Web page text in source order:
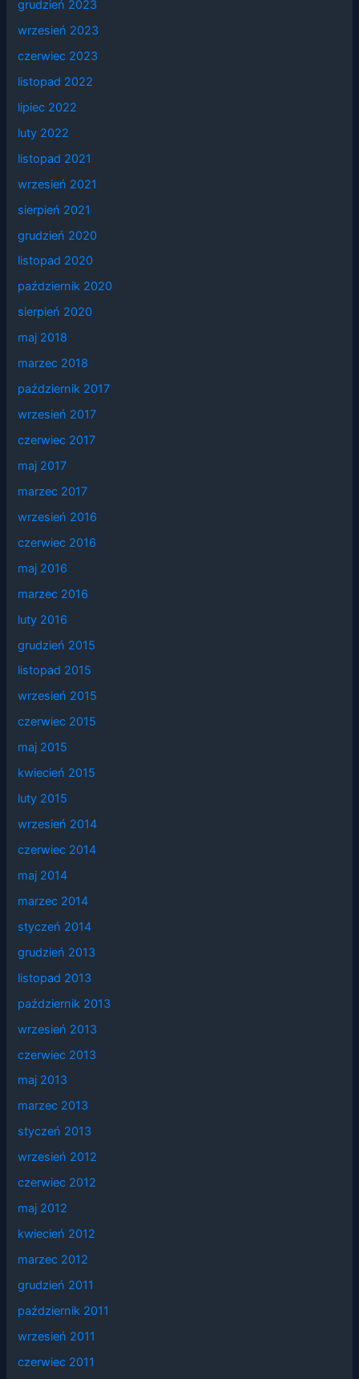
grudzień 2023
wrzesień 2023
czerwiec 2023
listopad 2022
lipiec 2022
luty 2022
listopad 2021
wrzesień 2021
sierpień 2021
grudzień 2020
listopad 2020
październik 2020
sierpień 2020
maj 2018
marzec 2018
październik 2017
wrzesień 2017
czerwiec 2017
maj 2017
marzec 2017
wrzesień 2016
czerwiec 2016
maj 2016
marzec 2016
luty 2016
grudzień 2015
listopad 2015
wrzesień 2015
czerwiec 2015
maj 2015
kwiecień 2015
luty 2015
wrzesień 2014
czerwiec 2014
maj 2014
marzec 2014
styczeń 2014
grudzień 2013
listopad 2013
październik 2013
wrzesień 2013
czerwiec 2013
maj 2013
marzec 2013
styczeń 2013
wrzesień 2012
czerwiec 2012
maj 2012
kwiecień 2012
marzec 2012
grudzień 2011
październik 2011
wrzesień 2011
czerwiec 2011